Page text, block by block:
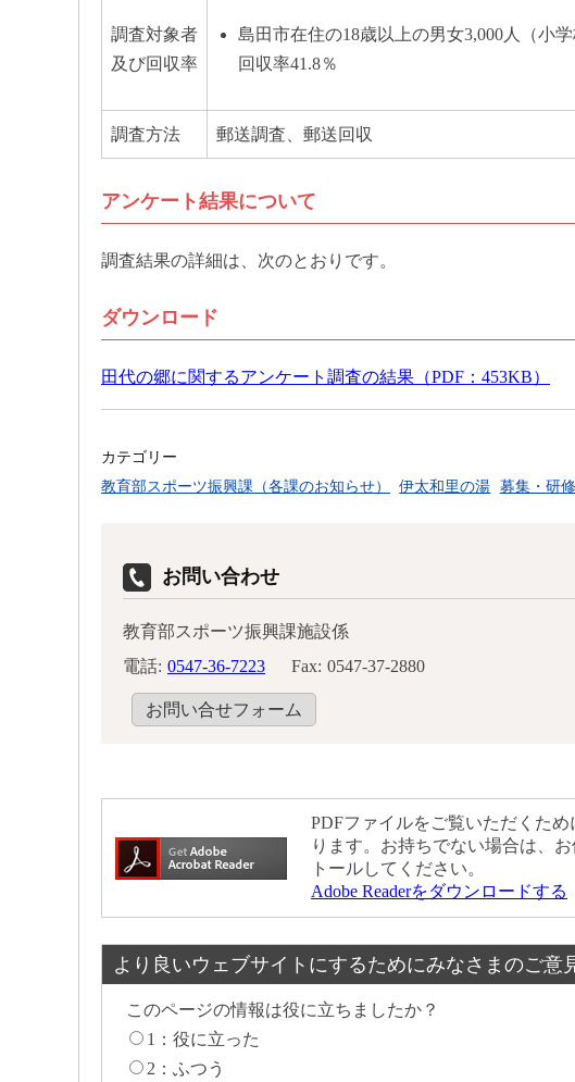
調査対象者
及び回収率
島田市在住の18歳以上の男女3,000人（小
回収率41.8％
調査方法 郵送調査、郵送回収
アンケート結果について
調査結果の詳細は、次のとおりです。
ダウンロード
田代の郷に関するアンケート調査の結果（PDF：453KB）
カテゴリー
教育部スポーツ振興課（各課のお知らせ）
伊太和里の湯 募集・研修
お問い合わせ
教育部スポーツ振興課施設係
電話: 0547-36-7223 Fax: 0547-37-2880
お問い合せフォーム
PDFファイルをご覧いただくため
ります。お持ちでない場合は、
トールしてください。
Adobe Readerをダウンロードする
より良いウェブサイトにするためにみなさまのご意
このページの情報は役に立ちましたか？
1：役に立った
2：ふつう